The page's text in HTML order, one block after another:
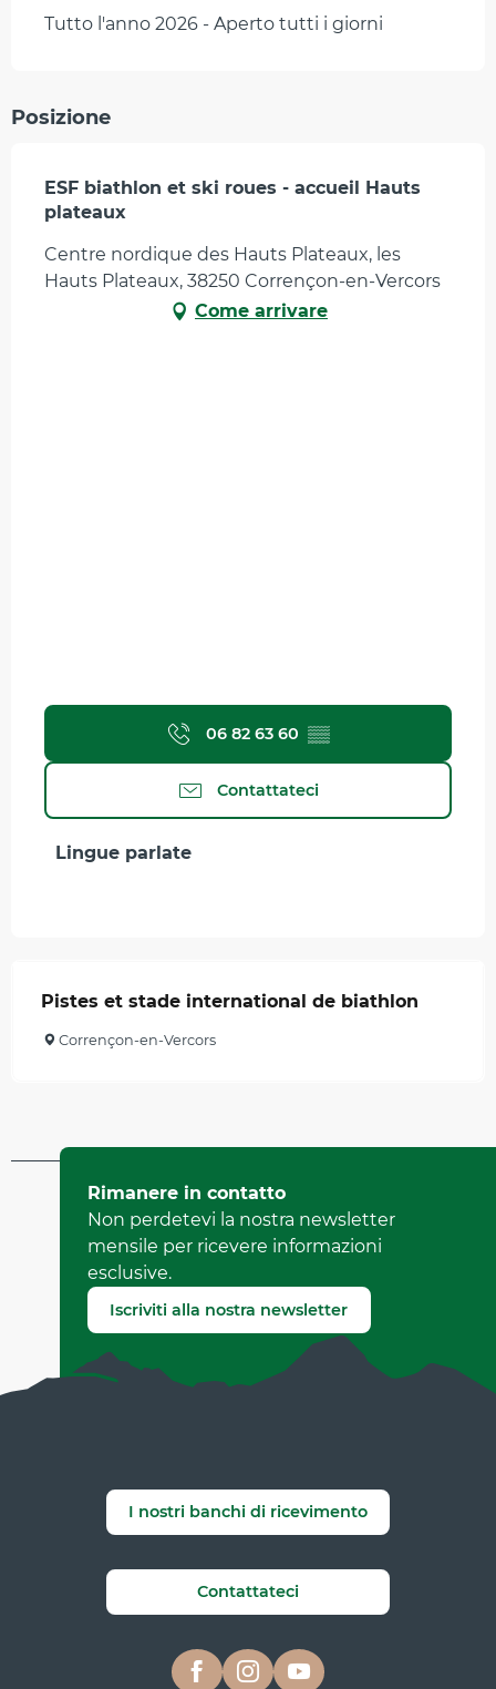
Tutto l'anno 2026 - Aperto tutti i giorni
Posizione
ESF biathlon et ski roues - accueil Hauts
plateaux
Centre nordique des Hauts Plateaux, les
Hauts Plateaux, 38250 Corrençon-en-Vercors
Come arrivare
06 82 63 60 ▒▒
Contattateci
Lingue parlate
Lingue parlate
Pistes et stade international de biathlon
Corrençon-en-Vercors
Aggiornato il 15 aprile 2025 A 09:17
da Office de Tourisme de Corrençon en Vercors
(Identificatore dell'offerta :6953472 )
Segnala un errore
Rimanere in contatto
Non perdetevi la nostra newsletter
mensile per ricevere informazioni
esclusive.
Iscriviti alla nostra newsletter
I nostri banchi di ricevimento
Contattateci